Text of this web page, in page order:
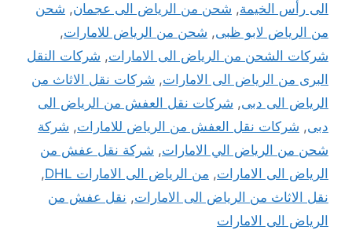
الى رأس الخيمة, شحن من الرياض الى عجمان, شحن
من الرياض لابو ظبى, شحن من الرياض للامارات,
شركات الشحن من الرياض الى الامارات, شركات النقل
البرى من الرياض الى الامارات, شركات نقل الاثاث من
الرياض الى دبى, شركات نقل العفش من الرياض الى
دبى, شركات نقل العفش من الرياض للامارات, شركة
شحن من الرياض الي الامارات, شركة نقل عفش من
الرياض الى الامارات, من الرياض الى الامارات DHL
,
نقل الاثاث من الرياض الى الامارات, نقل عفش من
الرياض الى الامارات